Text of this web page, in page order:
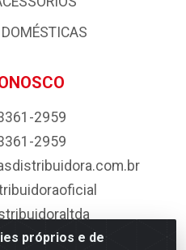
próprios e de
2959
2959